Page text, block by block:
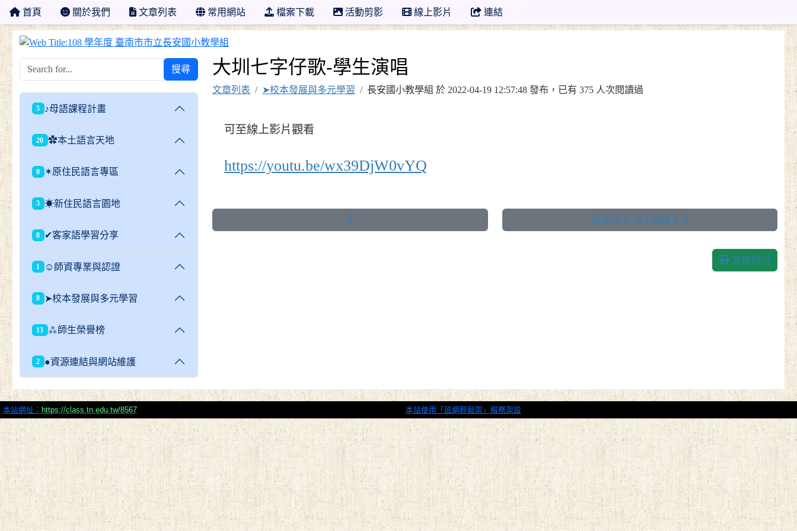
首頁 關於我們 文章列表 常用網站 檔案下載 活動剪影 線上影片 連結
搜尋
5 ♪母語課程計畫
20 ✿本土語言天地
0 ✶原住民語言專區
3 ☀新住民語言園地
8 ✔客家語學習分享
1 ☺師資專業與認證
8 ➤校本發展與多元學習
13 ⁂師生榮譽榜
2 ●資源連結與網站維護
大圳七字仔歌-學生演唱
文章列表 ➤校本發展與多元學習 長安國小教學組 於 2022-04-19 12:57:48 發布，已有 375 人次閱讀過
可至線上影片觀看
https://youtu.be/wx39DjW0vYQ
長安國小-本土語繪本
友善列印
本站網址： https://class.tn.edu.tw/8567 本站使用「班網輕鬆架」服務架設